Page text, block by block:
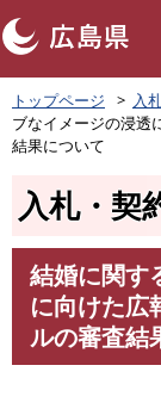
ペ
ー
ジ
の
トップページ 入
ブなイメージの浸透
結果について
入札・契
結婚に関す
に向けた広
ルの審査結